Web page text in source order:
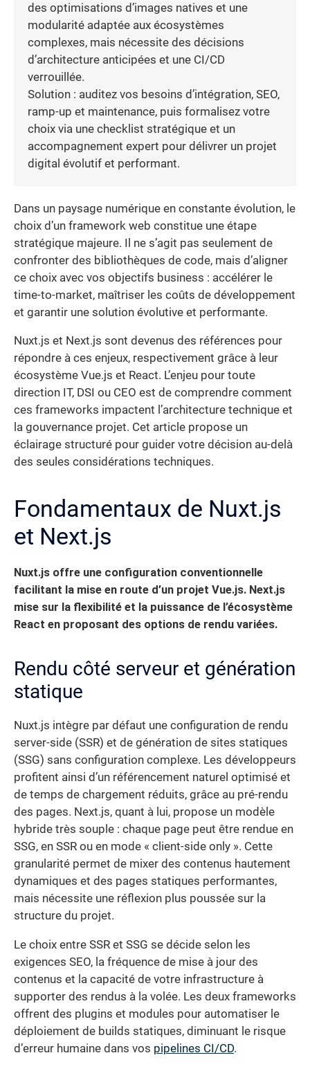
des optimisations d’images natives et une
modularité adaptée aux écosystèmes
complexes, mais nécessite des décisions
d’architecture anticipées et une CI/CD
verrouillée.
Solution : auditez vos besoins d’intégration, SEO,
ramp-up et maintenance, puis formalisez votre
choix via une checklist stratégique et un
accompagnement expert pour délivrer un projet
digital évolutif et performant.
Dans un paysage numérique en constante évolution, le
choix d’un framework web constitue une étape
stratégique majeure. Il ne s’agit pas seulement de
confronter des bibliothèques de code, mais d’aligner
ce choix avec vos objectifs business : accélérer le
time-to-market, maîtriser les coûts de développement
et garantir une solution évolutive et performante.
Nuxt.js et Next.js sont devenus des références pour
répondre à ces enjeux, respectivement grâce à leur
écosystème Vue.js et React. L’enjeu pour toute
direction IT, DSI ou CEO est de comprendre comment
ces frameworks impactent l’architecture technique et
la gouvernance projet. Cet article propose un
éclairage structuré pour guider votre décision au-delà
des seules considérations techniques.
Fondamentaux de Nuxt.js
et Next.js
Nuxt.js offre une configuration conventionnelle
facilitant la mise en route d’un projet Vue.js. Next.js
mise sur la flexibilité et la puissance de l’écosystème
React en proposant des options de rendu variées.
Rendu côté serveur et génération
statique
Nuxt.js intègre par défaut une configuration de rendu
server-side (SSR) et de génération de sites statiques
(SSG) sans configuration complexe. Les développeurs
profitent ainsi d’un référencement naturel optimisé et
de temps de chargement réduits, grâce au pré-rendu
des pages. Next.js, quant à lui, propose un modèle
hybride très souple : chaque page peut être rendue en
SSG, en SSR ou en mode « client-side only ». Cette
granularité permet de mixer des contenus hautement
dynamiques et des pages statiques performantes,
mais nécessite une réflexion plus poussée sur la
structure du projet.
Le choix entre SSR et SSG se décide selon les
exigences SEO, la fréquence de mise à jour des
contenus et la capacité de votre infrastructure à
supporter des rendus à la volée. Les deux frameworks
offrent des plugins et modules pour automatiser le
déploiement de builds statiques, diminuant le risque
d’erreur humaine dans vos pipelines CI/CD.